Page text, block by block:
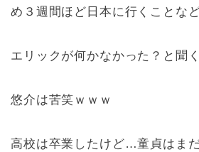
め３週間ほど日本に行くことな
エリックが何かなかった？と聞
悠介は苦笑ｗｗｗ
高校は卒業したけど…童貞はま